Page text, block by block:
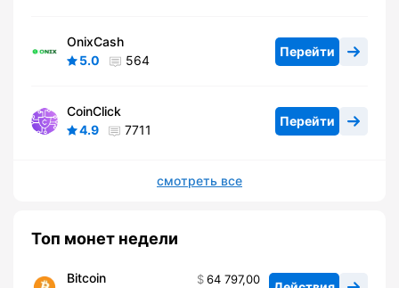
OnixCash
5.0
564
Перейти
CoinClick
4.9
7711
Перейти
смотреть все
Топ монет недели
Bitcoin
64 797,00